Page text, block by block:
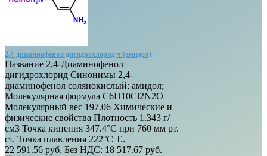
2,4-диаминофенол дигидрохлорид ч (амидол)
Название 2,4-Диаминофенол
дигидрохлорид Синонимы 2,4-
диаминофенол солянокислый; амидол;
Молекулярная формула C6H10Cl2N2O
Молекулярный вес 197.06 Химические и
физические свойства Плотность 1.343 г/
см3 Точка кипения 347.4°C при 760 мм рт.
ст. Точка плавления 222°C Т..
22 591.56 руб. Без НДС: 18 517.67 руб.